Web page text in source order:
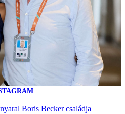
Boris Becker családja